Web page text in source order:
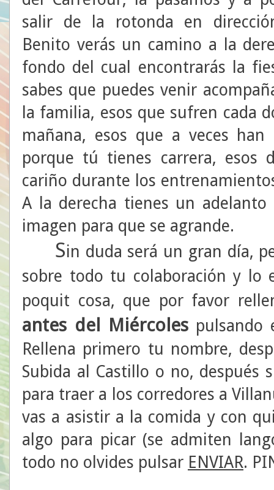
salir de la rotonda en
Benito verás un camino a la
fondo del cual encontrarás la
sabes que puedes venir
la familia, esos que sufren cada
mañana, esos que a veces
porque tú tienes carrera, esos
cariño durante los
A la derecha tienes un
imagen para que se agrande.
Sin duda será un gran día,
sobre todo tu colaboración y lo
poquit cosa, que por favor
antes del Miércolespulsando
Rellena primero tu nombre,
Subida al Castillo o no, después
para traer a los corredores a
vas a asistir a la comida y con
algo para picar (se admiten
todo no olvides pulsar ENVIAR.